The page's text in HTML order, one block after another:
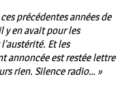
précédentes années de
y en avait pour les
Et les
annoncée est restée lettre
rien. Silence radio… »